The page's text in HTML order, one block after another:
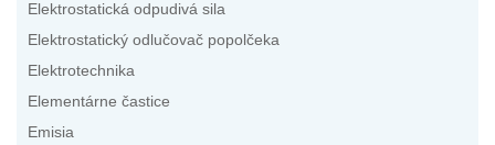
Elektrostatická odpudivá sila
Elektrostatický odlučovač popolčeka
Elektrotechnika
Elementárne častice
Emisia